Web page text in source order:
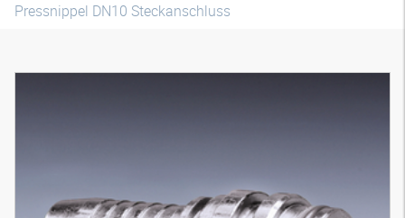
Pressnippel DN10 Steckanschluss